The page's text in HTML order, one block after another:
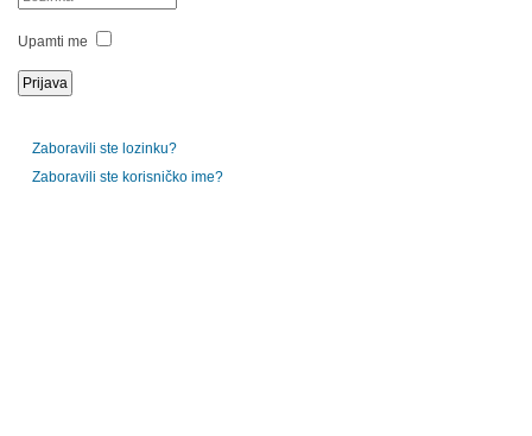
Upamti me
Zaboravili ste lozinku?
Zaboravili ste korisničko ime?